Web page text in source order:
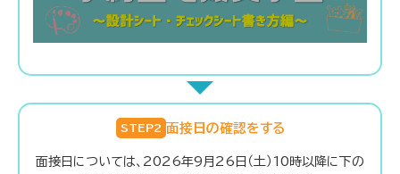
STEP2 面接日の確認をする
面接日については、2026年9月26日（土）10時以降に下の